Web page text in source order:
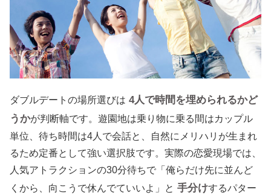
ダブルデートの場所選びは 4人で時間を埋められるかど
うかが判断軸です。遊園地は乗り物に乗る間はカップル
単位、待ち時間は4人で会話と、自然にメリハリが生まれ
るため定番として強い選択肢です。実際の恋愛現場では、
人気アトラクションの30分待ちで「俺らだけ先に並んど
くから、向こうで休んでていいよ」と 手分けするパター